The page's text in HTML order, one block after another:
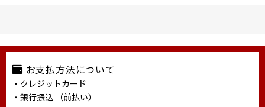
お支払方法について
・クレジットカード
・銀行振込 （前払い）